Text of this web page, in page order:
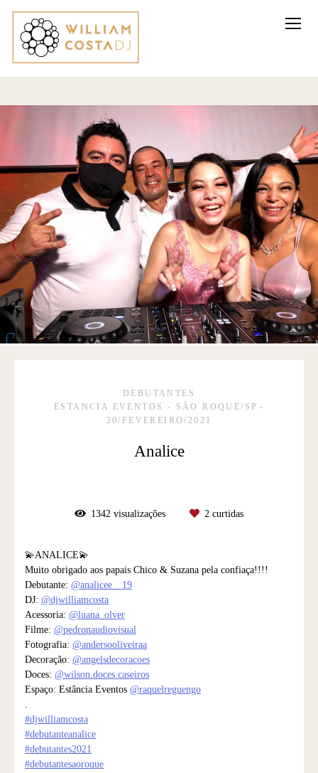
DEBUTANTES
ESTANCIA EVENTOS - SÃO ROQUE/SP
20/FEVEREIRO/2021
Analice
1342 visualizações 2 curtidas
💫ANALICE💫
Muito obrigado aos papais Chico & Suzana pela confiaça!!!!
Debutante: @analicee__19
DJ: @djwilliamcosta
Acessoria: @luana_olver
Filme: @pedronaudiovisual
Fotografia: @andersooliveiraa
Decoração: @angelsdecoracoes
Doces: @wilson.doces.caseiros
Espaço: Estância Eventos @raquelreguengo
.
#djwilliamcosta
#debutanteanalice
#debutantes2021
#debutantesaoroque